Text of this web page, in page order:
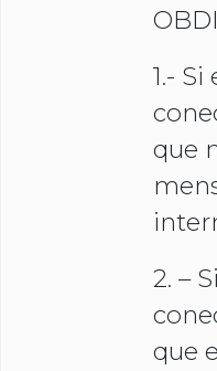
1.-
que
2. –
que